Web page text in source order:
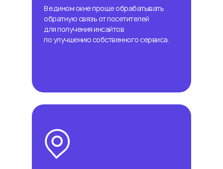
В едином окне проще обрабатывать
обратную связь от посетителей
для получения инсайтов
по улучшению собственного сервиса.